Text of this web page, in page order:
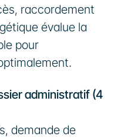
raccordement
évalue la
pour
administratif (4
demande de